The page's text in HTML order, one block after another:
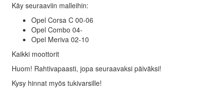
Opel
Corsa,
Opel
Combo,
Opel
Meriva
määrä
Käy seuraaviin malleihin:
Opel Corsa C 00-06
Opel Combo 04-
Opel Meriva 02-10
Kaikki moottorit
Huom! Rahtivapaasti, jopa seuraavaksi päiväksi!
Kysy hinnat myös tukivarsille!